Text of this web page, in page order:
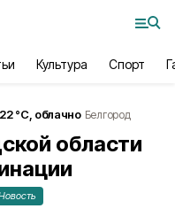
Культура Спорт
22°С, облачно Белгород
области